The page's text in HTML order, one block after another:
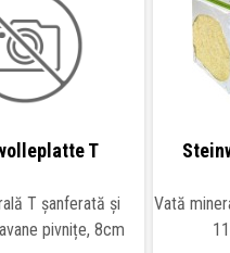
T
T șanferată și
pivnițe, 8cm
Vată